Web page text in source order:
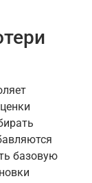
базовую